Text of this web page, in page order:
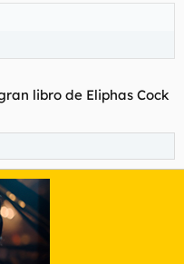
libro de Eliphas Cock